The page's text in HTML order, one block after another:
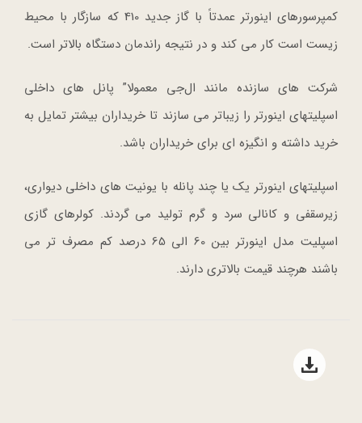
کمپرسورهای اینورتر عمدتاً با گاز جدید 410 که سازگار با محیط
زیست است کار می کند و در نتیجه راندمان دستگاه بالاتر است.
شرکت های سازنده مانند ال‌جی معمولا” پانل های داخلی
اسپلیتهای اینورتر را زیباتر می سازند تا خریداران بیشتر تمایل به
خرید داشته و انگیزه ای برای خریداران باشد.
اسپلیتهای اینورتر یک یا چند پانله با یونیت های داخلی دیواری،
زیرسقفی و کانالی سرد و گرم تولید می گردند. کولرهای گازی
اسپلیت مدل اینورتر بین 60 الی 65 درصد کم مصرف تر می
باشند هرچند قیمت بالاتری دارند.
Open file download list